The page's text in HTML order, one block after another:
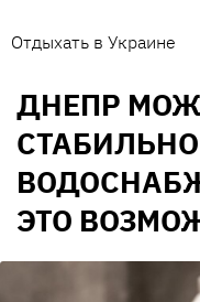
Отдыхать в Украине
ДНЕПР
ЭТО